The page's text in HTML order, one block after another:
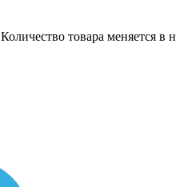
Количество товара меняется в